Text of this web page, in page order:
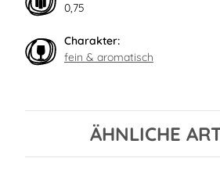
0,75
Charakter:
fein & aromatisch
ÄHNLICHE